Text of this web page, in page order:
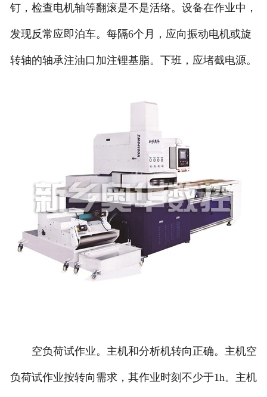
钉，检查电机轴等翻滚是不是活络。设备在作业中，
发现反常应即泊车。每隔6个月，应向振动电机或旋
转轴的轴承注油口加注锂基脂。下班，应堵截电源。
空负荷试作业。主机和分析机转向正确。主机空
负荷试作业按转向需求，其作业时刻不少于1h。主机